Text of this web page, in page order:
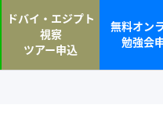
ドバイ・エジプト
視察
ツアー申込
無料オン
勉強会